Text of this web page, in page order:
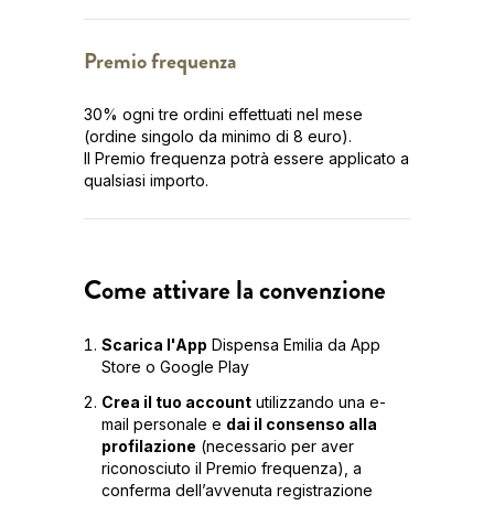
Premio frequenza
30% ogni tre ordini effettuati nel mese
(ordine singolo da minimo di 8 euro).
Il Premio frequenza potrà essere applicato a
qualsiasi importo.
Come attivare la convenzione
Scarica l'App Dispensa Emilia da App
Store o Google Play
Crea il tuo account utilizzando una e-
mail personale e dai il consenso alla
profilazione (necessario per aver
riconosciuto il Premio frequenza), a
conferma dell’avvenuta registrazione